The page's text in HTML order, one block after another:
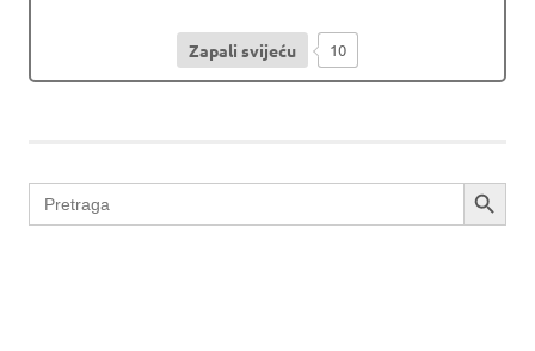
Zapali svijeću 10
Search
for:
SEARCH BUTTON